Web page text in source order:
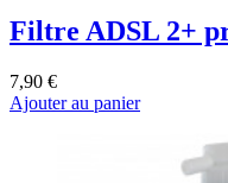
Filtre ADSL 2+
7,90 €
Ajouter au panier